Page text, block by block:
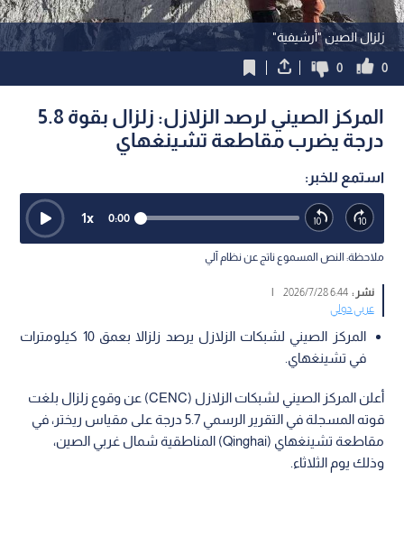
زلزال الصين "أرشيفية"
0
0
المركز الصيني لرصد الزلازل: زلزال بقوة 5.8
درجة يضرب مقاطعة تشينغهاي
استمع للخبر:
0:00
1x
ملاحظة: النص المسموع ناتج عن نظام آلي
نشر :6:44 2026/7/28
|
عربي دولي
المركز الصيني لشبكات الزلازل يرصد زلزالا بعمق 10 كيلومترات
في تشينغهاي.
أعلن المركز الصيني لشبكات الزلازل (CENC) عن وقوع زلزال بلغت
قوته المسجلة في التقرير الرسمي 5.7 درجة على مقياس ريختر، في
مقاطعة تشينغهاي (Qinghai) المناطقية شمال غربي الصين،
وذلك يوم الثلاثاء.